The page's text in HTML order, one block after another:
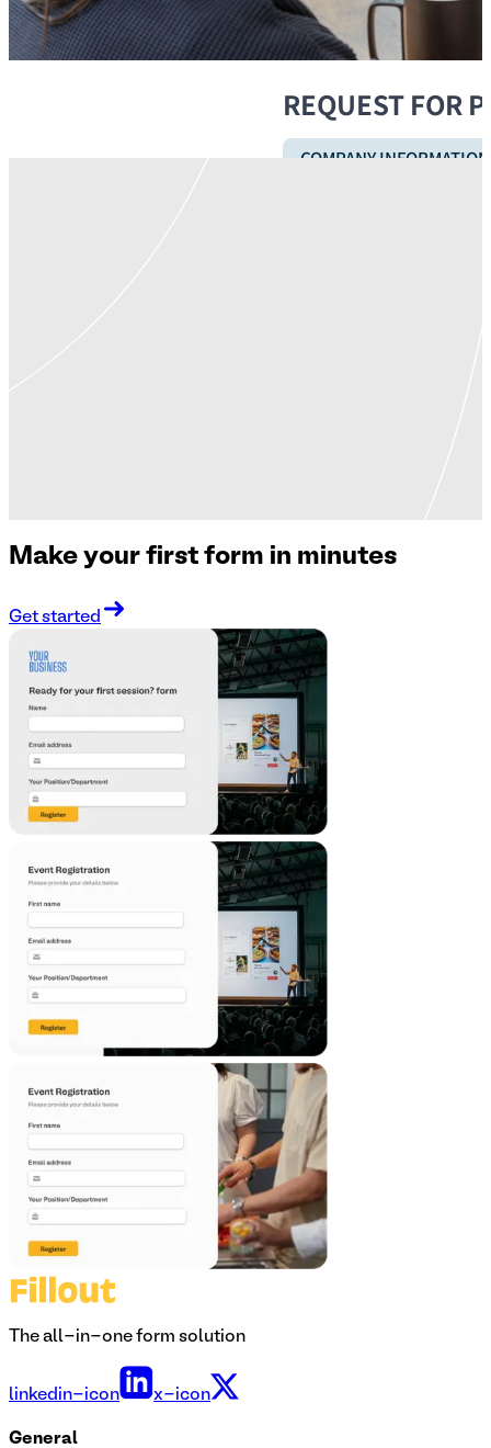
Make your first form in minutes
Get started
The all-in-one form solution
linkedin-icon x-icon
General